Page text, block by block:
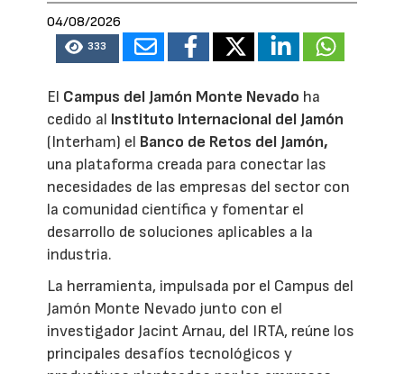
04/08/2026
333
El Campus del Jamón Monte Nevado ha
cedido al Instituto Internacional del Jamón
(Interham) el Banco de Retos del Jamón,
una plataforma creada para conectar las
necesidades de las empresas del sector con
la comunidad científica y fomentar el
desarrollo de soluciones aplicables a la
industria.
La herramienta, impulsada por el Campus del
Jamón Monte Nevado junto con el
investigador Jacint Arnau, del IRTA, reúne los
principales desafíos tecnológicos y